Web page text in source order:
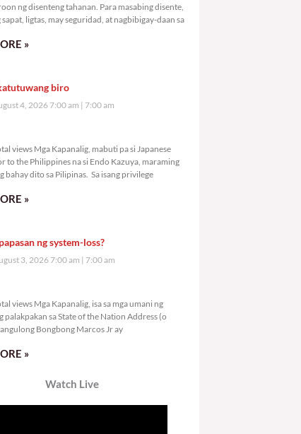
ng disenteng tahanan. Para masabing disente,
ligtas, may seguridad, at nagbibigay-daan sa
»
biro
4, 2026 7:00 am 7:00 am
views Mga Kapanalig, mabuti pa si Japanese
to the Philippines na si Endo Kazuya, maraming
bahay dito sa Pilipinas. Sa isang privilege
»
ng system-loss?
3, 2026 7:00 am 7:00 am
views Mga Kapanalig, isa sa mga umani ng
palakpakan sa State of the Nation Address (o
Bongbong Marcos Jr ay
»
Watch Live